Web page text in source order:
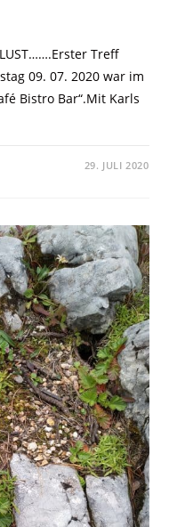
LUST…….Erster Treff
09. 07. 2020 war im
Bistro Bar“.Mit Karls
29. JULI 2020